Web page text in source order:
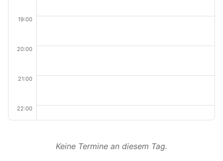
19:00
20:00
21:00
22:00
Keine Termine an diesem Tag.